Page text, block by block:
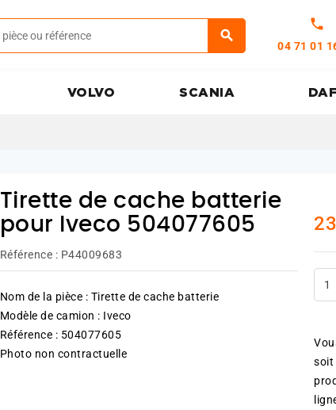
call
04 71 01
VOLVO SCANIA DAF
Tirette de cache batterie
pour Iveco 504077605
Référence : P44009683
Nom de la pièce : Tirette de cache batterie
Modèle de camion : Iveco
Référence : 504077605
Photo non contractuelle
soit